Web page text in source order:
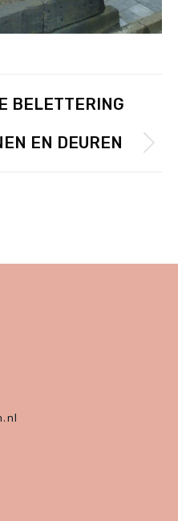
Previous
post:
BELETTERING
Next EN DEUREN